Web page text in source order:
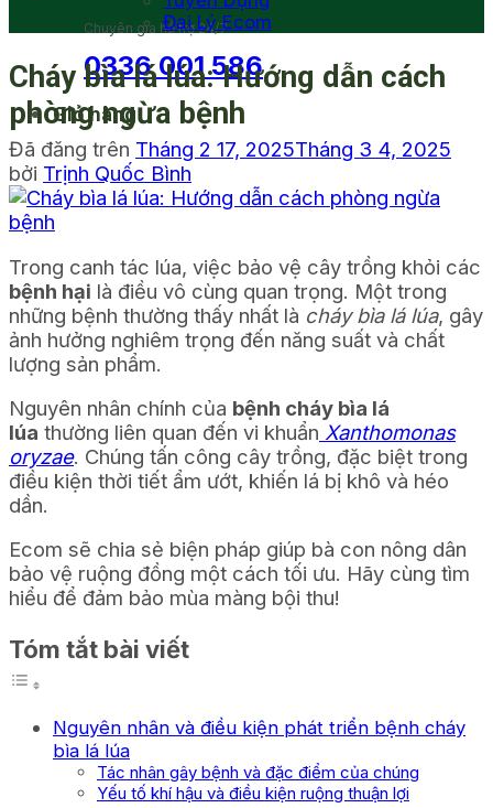
Chuyên gia hỗ trợ 24/7
0336 001 586
Giỏ hàng
Đại Lý Ecom
Cháy bìa lá lúa: Hướng dẫn cách
phòng ngừa bệnh
Đã đăng trên Tháng 2 17, 2025Tháng 3 4, 2025
bởi Trịnh Quốc Bình
Trong canh tác lúa, việc bảo vệ cây trồng khỏi các
bệnh hại là điều vô cùng quan trọng. Một trong
những bệnh thường thấy nhất là cháy bìa lá lúa, gây
ảnh hưởng nghiêm trọng đến năng suất và chất
lượng sản phẩm.
Nguyên nhân chính của bệnh cháy bìa lá
lúa thường liên quan đến vi khuẩn Xanthomonas
oryzae. Chúng tấn công cây trồng, đặc biệt trong
điều kiện thời tiết ẩm ướt, khiến lá bị khô và héo
dần.
Ecom sẽ chia sẻ biện pháp giúp bà con nông dân
bảo vệ ruộng đồng một cách tối ưu. Hãy cùng tìm
hiểu để đảm bảo mùa màng bội thu!
Tóm tắt bài viết
Nguyên nhân và điều kiện phát triển bệnh cháy
bìa lá lúa
Tác nhân gây bệnh và đặc điểm của chúng
Yếu tố khí hậu và điều kiện ruộng thuận lợi